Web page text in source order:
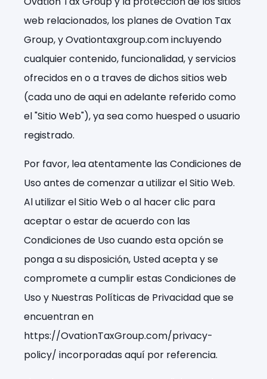
web relacionados, los planes de Ovation Tax
Group, y Ovationtaxgroup.com incluyendo
cualquier contenido, funcionalidad, y servicios
ofrecidos en o a traves de dichos sitios web
(cada uno de aqui en adelante referido como
el "Sitio Web"), ya sea como huesped o usuario
registrado.
Por favor, lea atentamente las Condiciones de
Uso antes de comenzar a utilizar el Sitio Web.
Al utilizar el Sitio Web o al hacer clic para
aceptar o estar de acuerdo con las
Condiciones de Uso cuando esta opción se
ponga a su disposición, Usted acepta y se
compromete a cumplir estas Condiciones de
Uso y Nuestras Políticas de Privacidad que se
encuentran en
https://OvationTaxGroup.com/privacy-
policy/ incorporadas aquí por referencia.